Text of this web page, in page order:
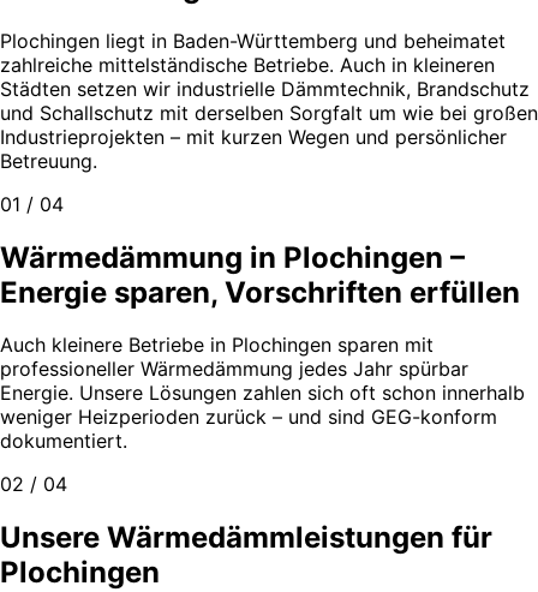
Plochingen liegt in Baden-Württemberg und beheimatet
zahlreiche mittelständische Betriebe. Auch in kleineren
Städten setzen wir industrielle Dämmtechnik, Brandschutz
und Schallschutz mit derselben Sorgfalt um wie bei großen
Industrieprojekten – mit kurzen Wegen und persönlicher
Betreuung.
01 / 04
Wärmedämmung in Plochingen –
Energie sparen, Vorschriften erfüllen
Auch kleinere Betriebe in Plochingen sparen mit
professioneller Wärmedämmung jedes Jahr spürbar
Energie. Unsere Lösungen zahlen sich oft schon innerhalb
weniger Heizperioden zurück – und sind GEG-konform
dokumentiert.
02 / 04
Unsere Wärmedämmleistungen für
Plochingen